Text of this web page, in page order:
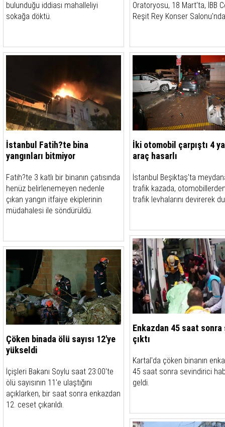
bulunduğu iddiası mahalleliyi
sokağa döktü.
Oratoryosu, 18 Mart'ta, İBB
Reşit Rey Konser
İstanbul Fatih?te bina
yangınları bitmiyor
Fatih?te 3 katlı bir binanın çatısında
henüz belirlenemeyen nedenle
çıkan yangın itfaiye ekiplerinin
müdahalesi ile söndürüldü.
İki otomobil çarpıştı 4
araç hasarlı
İstanbul Beşiktaş'ta
trafik kazada,
trafik levhalarını devirerek
Enkazdan 45 saat sonra
çıktı
Kartal'da çöken binanın
45 saat sonra sevindirici
geldi.
Çöken binada ölü sayısı 12'ye
yükseldi
İçişleri Bakanı Soylu saat 23:00'te
ölü sayısının 11'e ulaştığını
açıklarken, bir saat sonra enkazdan
12. ceset çıkarıldı.